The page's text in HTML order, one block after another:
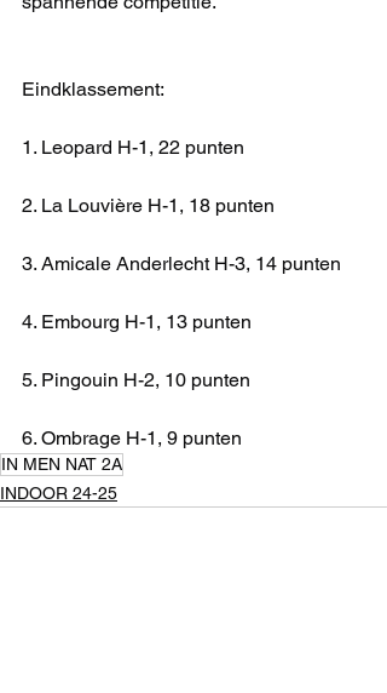
Eindklassement:
1. Leopard H-1, 22 punten
2. La Louvière H-1, 18 punten
3. Amicale Anderlecht H-3, 14 punten
4. Embourg H-1, 13 punten
5. Pingouin H-2, 10 punten
6. Ombrage H-1, 9 punten
IN MEN NAT 2A
INDOOR 24-25